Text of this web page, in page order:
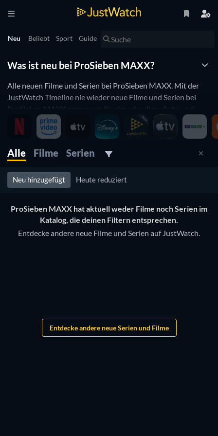
Neu Beliebt Sport Guide
Was ist neu bei ProSieben MAXX?
Alle neuen Filme und Serien bei ProSieben MAXX. Mit der
JustWatch Timeline nie wieder neue Filme und Serien bei
ProSieben MAXX verpassen. Bookmarke diese Seite und
sehe auf einen Blick ob neue Filme, oder Serien hinzugefügt
wurden.
ProSieben MAXX updated ständig den Katalog von zu
streamenden Filmen und Serien. Wenn du das Gefühl hast,
dass du eh schon alles bei ProSieben MAXX gesehen hast
was dich interessiert, dann wirst du die JustWatch Timeline
hinzugefügt wurde.
Alle Filme Serien
Neu hinzugefügt Heute reduziert
ProSieben MAXX hat aktuell weder Filme noch Serien im
Katalog, die deinen Filtern entsprechen.
Entdecke andere neue Filme und Serien auf JustWatch.
Entdecke andere neue Serien und Filme